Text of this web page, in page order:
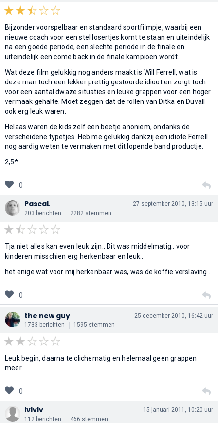
Bijzonder voorspelbaar en standaard sportfilmpje, waarbij een
nieuwe coach voor een stel losertjes komt te staan en uiteindelijk
na een goede periode, een slechte periode in de finale en
uiteindelijk een come back in de finale kampioen wordt.
Wat deze film gelukkig nog anders maakt is Will Ferrell, wat is
deze man toch een lekker prettig gestoorde idioot en zorgt toch
voor een aantal dwaze situaties en leuke grappen voor een hoger
vermaak gehalte. Moet zeggen dat de rollen van Ditka en Duvall
ook erg leuk waren.
Helaas waren de kids zelf een beetje anoniem, ondanks de
verscheidene typetjes. Heb me gelukkig dankzij een idiote Ferrell
nog aardig weten te vermaken met dit lopende band productje.
2,5*
0
PascaL
203 berichten 2282 stemmen
27 september 2010, 13:15 uur
Tja niet alles kan even leuk zijn.. Dit was middelmatig.. voor
kinderen misschien erg herkenbaar en leuk..
het enige wat voor mij herkenbaar was, was de koffie verslaving...
0
the new guy
1733 berichten 1595 stemmen
25 december 2010, 16:42 uur
Leuk begin, daarna te clichematig en helemaal geen grappen
meer.
0
lvlvlv
112 berichten 466 stemmen
15 januari 2011, 10:20 uur